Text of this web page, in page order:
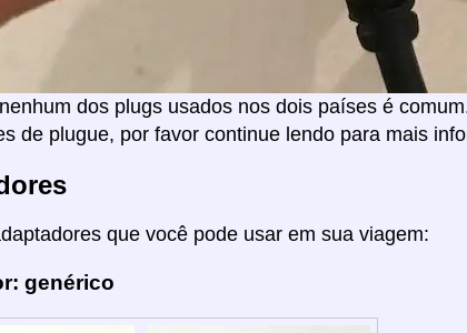
dos plugs usados nos dois países é
de plugue, por favor continue lendo para mais
que você pode usar em sua viagem:
genérico